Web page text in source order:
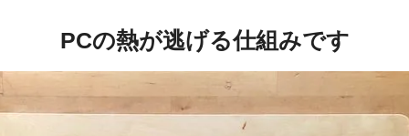
PCの熱が逃げる仕組みです